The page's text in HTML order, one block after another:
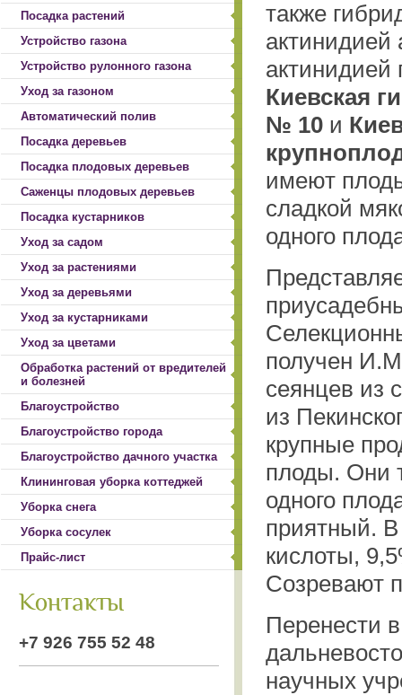
также
актинидией
актинидией
Киевская
№ 10 и
имеют
сладкой
одного
получен
сеянцев из
из
крупные
плоды. Они
одного
приятный. В
кислоты,
Созревают
Перенести
научных
Посадка растений
Устройство газона
Устройство рулонного газона
Уход за газоном
Автоматический полив
Посадка деревьев
Посадка плодовых деревьев
Саженцы плодовых деревьев
Посадка кустарников
Уход за садом
Уход за растениями
Уход за деревьями
Уход за кустарниками
Уход за цветами
Обработка растений от вредителей
и болезней
Благоустройство
Благоустройство города
Благоустройство дачного участка
Клининговая уборка коттеджей
Уборка снега
Уборка сосулек
Прайс-лист
Контакты
+7 926 755 52 48